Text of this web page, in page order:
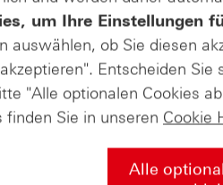
um Ihre Einstellungen
auswählen, ob Sie diesen
Entscheiden Sie
"Alle optionalen Cookies
Sie in unseren Cookie
Alle